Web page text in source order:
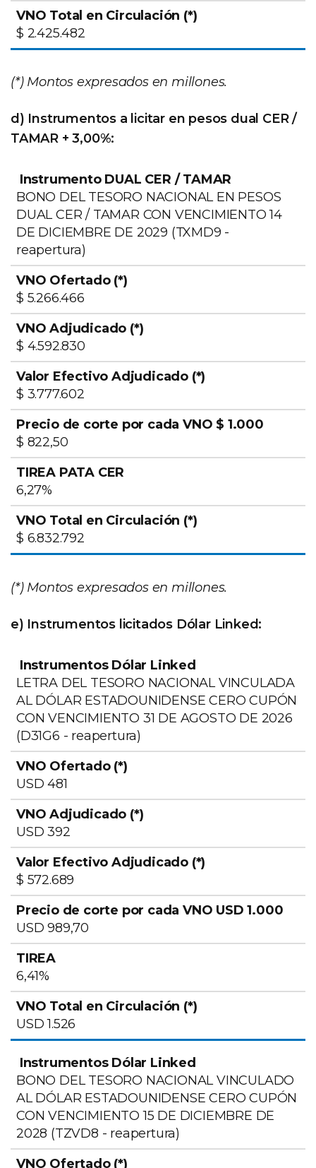
$ 2.425.482
(*) Montos expresados en millones.
d) Instrumentos a licitar en pesos dual CER /
TAMAR + 3,00%:
Instrumento
DUAL CER /
TAMAR
Ofertado
(*)
Adjudicado
BONO DEL TESORO NACIONAL EN PESOS
DUAL CER / TAMAR CON VENCIMIENTO 14
DE DICIEMBRE DE 2029 (TXMD9 -
reapertura)
$ 5.266.466
$ 4.592.830
$ 3.777.602
$ 822,50
6,27%
$ 6.832.792
(*) Montos expresados en millones.
e) Instrumentos licitados Dólar Linked:
Instrumentos
Dólar Linked
VNO
Ofertado
VNO
LETRA DEL TESORO NACIONAL VINCULADA
AL DÓLAR ESTADOUNIDENSE CERO CUPÓN
CON VENCIMIENTO 31 DE AGOSTO DE 2026
(D31G6 - reapertura)
USD 481
USD 392
$ 572.689
USD 989,70
6,41%
USD 1.526
BONO DEL TESORO NACIONAL VINCULADO
AL DÓLAR ESTADOUNIDENSE CERO CUPÓN
CON VENCIMIENTO 15 DE DICIEMBRE DE
2028 (TZVD8 - reapertura)